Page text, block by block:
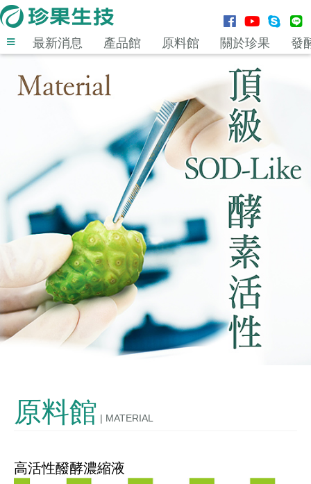
最新消息 產品館 原料館 關於珍果 發
登入
最新消息
產品館
關於珍果
發酵技術
購物說明
聯絡我們
原料館 | MATERIAL
高活性醱酵濃縮液